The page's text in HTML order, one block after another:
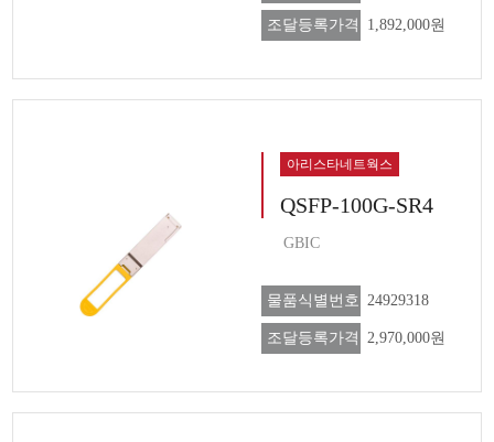
조달등록가격 1,892,000원
아리스타네트웍스
QSFP-100G-SR4
GBIC
물품식별번호 24929318
조달등록가격 2,970,000원